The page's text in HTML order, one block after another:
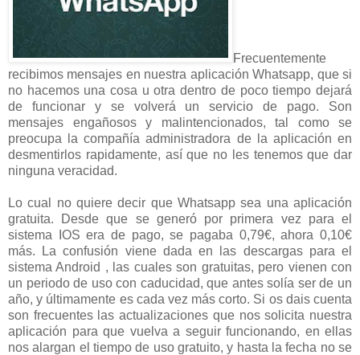
Frecuentemente
recibimos mensajes en nuestra aplicación Whatsapp, que si
no hacemos una cosa u otra dentro de poco tiempo dejará
de funcionar y se volverá un servicio de pago. Son
mensajes engañosos y malintencionados, tal como se
preocupa la compañía administradora de la aplicación en
desmentirlos rapidamente, así que no les tenemos que dar
ninguna veracidad.
Lo cual no quiere decir que Whatsapp sea una aplicación
gratuita. Desde que se generó por primera vez para el
sistema IOS era de pago, se pagaba 0,79€, ahora 0,10€
más. La confusión viene dada en las descargas para el
sistema Android , las cuales son gratuitas, pero vienen con
un periodo de uso con caducidad, que antes solía ser de un
año, y últimamente es cada vez más corto. Si os dais cuenta
son frecuentes las actualizaciones que nos solicita nuestra
aplicación para que vuelva a seguir funcionando, en ellas
nos alargan el tiempo de uso gratuito, y hasta la fecha no se